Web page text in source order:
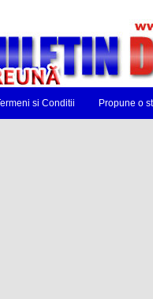
si Conditii Propune o